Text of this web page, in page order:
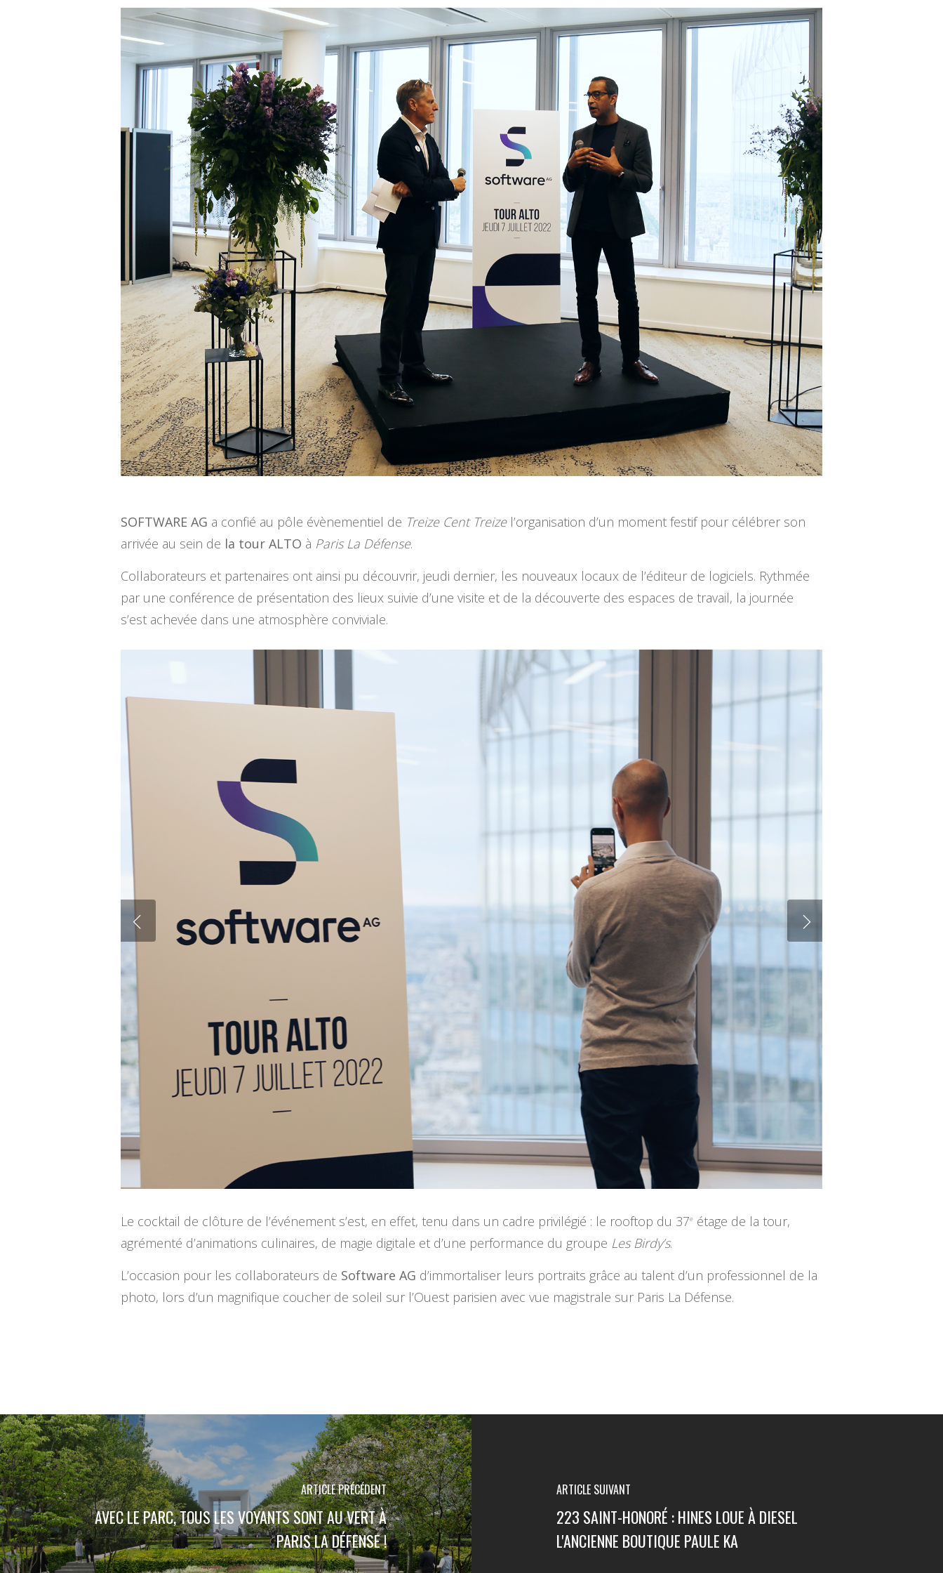
SOFTWARE AG a confié au pôle évènementiel de Treize Cent Treizel’organisation d’un moment festif pour célébrer son
arrivée au sein de la tour ALTO à Paris La Défense.
Collaborateurs et partenaires ont ainsi pu découvrir, jeudi dernier, les nouveaux locaux de l’éditeur de logiciels. Rythmée
par une conférence de présentation des lieux suivie d’une visite et de la découverte des espaces de travail, la journée
s’est achevée dans une atmosphère conviviale.
Le cocktail de clôture de l’événement s’est, en effet, tenu dans un cadre privilégié : le rooftop du 37e étage de la tour,
agrémenté d’animations culinaires, de magie digitale et d’une performance du groupe Les Birdy’s.
L’occasion pour les collaborateurs de Software AG d’immortaliser leurs portraits grâce au talent d’un professionnel de la
photo, lors d’un magnifique coucher de soleil sur l’Ouest parisien avec vue magistrale sur Paris La Défense.
ARTICLE PRÉCÉDENT
AVEC LE PARC, TOUS LES VOYANTS SONT AU VERT À
PARIS LA DÉFENSE !
ARTICLE SUIVANT
223 SAINT-HONORÉ : HINES LOUE À DIESEL
L'ANCIENNE BOUTIQUE PAULE KA